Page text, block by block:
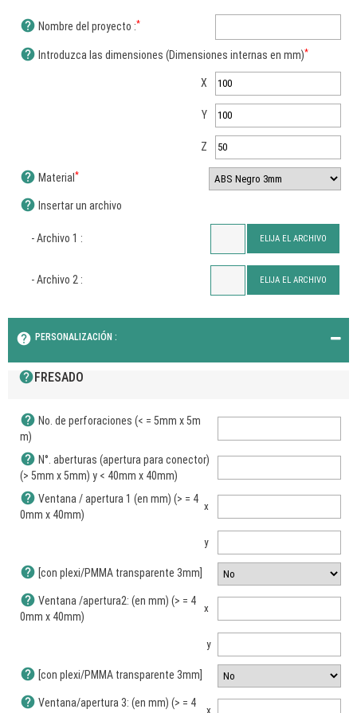
help Nombre del proyecto :*
help Introduzca las dimensiones (Dimensiones internas en mm)*
X
Y
Z
help Material *
help Insertar un archivo
- Archivo 1 : ELIJA EL ARCHIVO
- Archivo 2 : ELIJA EL ARCHIVO
help PERSONALIZACIÓN :
helpFRESADO
help No. de perforaciones (< = 5mm x 5m
m)
help N°. aberturas (apertura para conector)
(> 5mm x 5mm) y < 40mm x 40mm)
help Ventana / apertura 1 (en mm) (> = 4
0mm x 40mm)
x
y
help [con plexi/PMMA transparente 3mm]
help Ventana /apertura2: (en mm) (> = 4
0mm x 40mm)
x
y
help [con plexi/PMMA transparente 3mm]
help Ventana/apertura 3: (en mm) (> = 4
x